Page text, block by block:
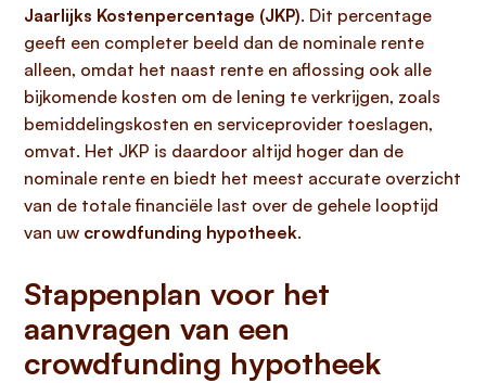
Jaarlijks Kostenpercentage (JKP). Dit percentage
geeft een completer beeld dan de nominale rente
alleen, omdat het naast rente en aflossing ook alle
bijkomende kosten om de lening te verkrijgen, zoals
bemiddelingskosten en serviceprovider toeslagen,
omvat. Het JKP is daardoor altijd hoger dan de
nominale rente en biedt het meest accurate overzicht
van de totale financiële last over de gehele looptijd
van uw crowdfunding hypotheek.
Stappenplan voor het
aanvragen van een
crowdfunding hypotheek